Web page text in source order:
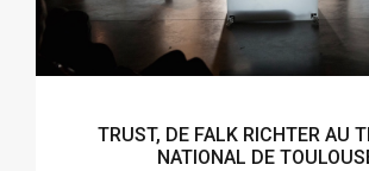
TRUST, DE FALK RICHTER AU
NATIONAL DE